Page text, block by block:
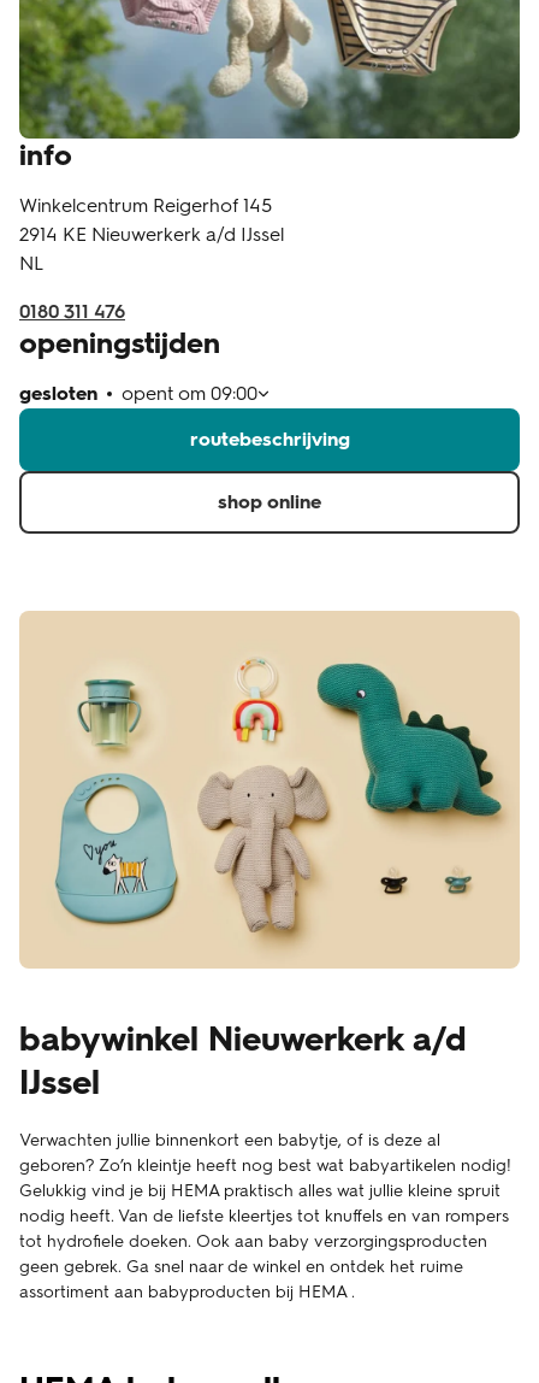
klantenservice
info
Winkelcentrum Reigerhof 145
2914 KE Nieuwerkerk a/d IJssel
NL
0180 311 476
openingstijden
gesloten opent om 09:00
routebeschrijving
shop online
babywinkel Nieuwerkerk a/d
IJssel
Verwachten jullie binnenkort een babytje, of is deze al
geboren? Zo’n kleintje heeft nog best wat babyartikelen nodig!
Gelukkig vind je bij HEMA praktisch alles wat jullie kleine spruit
nodig heeft. Van de liefste kleertjes tot knuffels en van rompers
tot hydrofiele doeken. Ook aan baby verzorgingsproducten
geen gebrek. Ga snel naar de winkel en ontdek het ruime
assortiment aan babyproducten bij HEMA .